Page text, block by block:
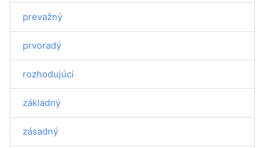
prevažný
prvoradý
rozhodujúci
základný
zásadný